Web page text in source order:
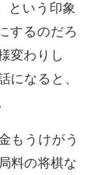
という印象
するのだろ
変わりし
になると、
もうけがう
料の将棋な